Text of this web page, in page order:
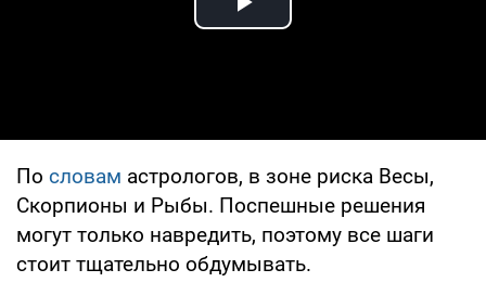
Play Video
По словам астрологов, в зоне риска Весы,
Скорпионы и Рыбы. Поспешные решения
могут только навредить, поэтому все шаги
стоит тщательно обдумывать.